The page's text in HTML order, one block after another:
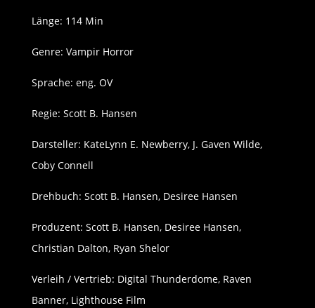
Länge: 114 Min
Genre: Vampir Horror
Sprache: eng. OV
Regie: Scott B. Hansen
Darsteller: KateLynn E. Newberry, J. Gaven Wilde,
Coby Connell
Drehbuch: Scott B. Hansen, Desiree Hansen
Produzent: Scott B. Hansen, Desiree Hansen,
Christian Dalton, Ryan Shelor
Verleih / Vertrieb: Digital Thunderdome, Raven
Banner, Lighthouse Film